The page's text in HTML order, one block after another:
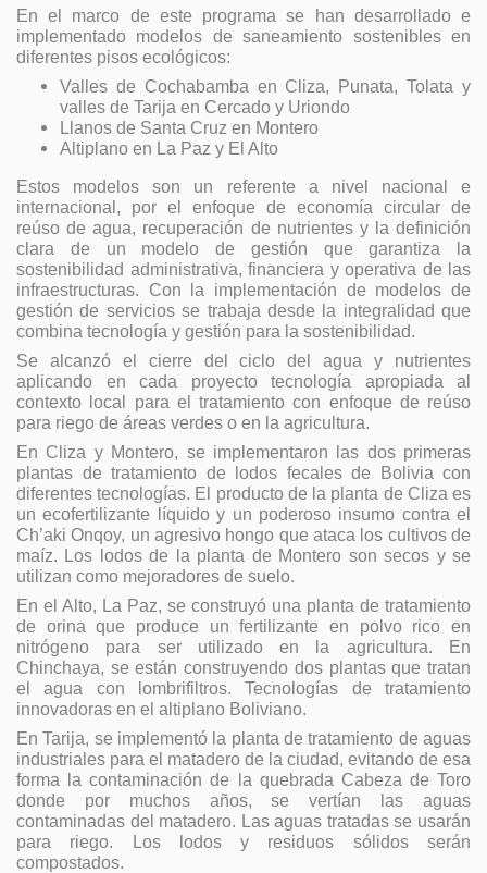
En el marco de este programa se han desarrollado e
implementado modelos de saneamiento sostenibles en
diferentes pisos ecológicos:
Valles de Cochabamba en Cliza, Punata, Tolata y
valles de Tarija en Cercado y Uriondo
Llanos de Santa Cruz en Montero
Altiplano en La Paz y El Alto
Estos modelos son un referente a nivel nacional e
internacional, por el enfoque de economía circular de
reúso de agua, recuperación de nutrientes y la definición
clara de un modelo de gestión que garantiza la
sostenibilidad administrativa, financiera y operativa de las
infraestructuras. Con la implementación de modelos de
gestión de servicios se trabaja desde la integralidad que
combina tecnología y gestión para la sostenibilidad.
Se alcanzó el cierre del ciclo del agua y nutrientes
aplicando en cada proyecto tecnología apropiada al
contexto local para el tratamiento con enfoque de reúso
para riego de áreas verdes o en la agricultura.
En Cliza y Montero, se implementaron las dos primeras
plantas de tratamiento de lodos fecales de Bolivia con
diferentes tecnologías. El producto de la planta de Cliza es
un ecofertilizante líquido y un poderoso insumo contra el
Ch’aki Onqoy, un agresivo hongo que ataca los cultivos de
maíz. Los lodos de la planta de Montero son secos y se
utilizan como mejoradores de suelo.
En el Alto, La Paz, se construyó una planta de tratamiento
de orina que produce un fertilizante en polvo rico en
nitrógeno para ser utilizado en la agricultura. En
Chinchaya, se están construyendo dos plantas que tratan
el agua con lombrifiltros. Tecnologías de tratamiento
innovadoras en el altiplano Boliviano.
En Tarija, se implementó la planta de tratamiento de aguas
industriales para el matadero de la ciudad, evitando de esa
forma la contaminación de la quebrada Cabeza de Toro
donde por muchos años, se vertían las aguas
contaminadas del matadero. Las aguas tratadas se usarán
para riego. Los lodos y residuos sólidos serán
compostados.